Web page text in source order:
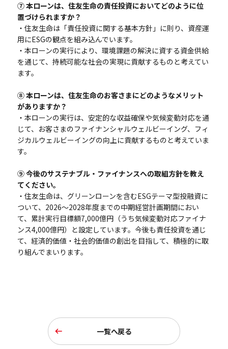
⑦ 本ローンは、住友生命の責任投資においてどのように位
置づけられますか？
・住友生命は「責任投資に関する基本方針」に則り、資産運
用にESGの観点を組み込んでいます。
・本ローンの実行により、環境課題の解決に資する資金供給
を通じて、持続可能な社会の実現に貢献するものと考えてい
ます。
⑧ 本ローンは、住友生命のお客さまにどのようなメリット
がありますか？
・本ローンの実行は、安定的な収益確保や気候変動対応を通
じて、お客さまのファイナンシャルウェルビーイング、フィ
ジカルウェルビーイングの向上に貢献するものと考えていま
す。
⑨ 今後のサステナブル・ファイナンスへの取組方針を教え
てください。
・住友生命は、グリーンローンを含むESGテーマ型投融資に
ついて、2026～2028年度までの中期経営計画期間におい
て、累計実行目標額7,000億円（うち気候変動対応ファイナ
ンス4,000億円）と設定しています。今後も責任投資を通じ
て、経済的価値・社会的価値の創出を目指して、積極的に取
り組んでまいります。
一覧へ戻る